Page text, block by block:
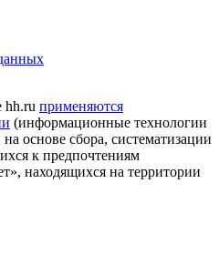
hh.ru применяются
(информационные технологии
основе сбора, систематизации
к предпочтениям
находящихся на территории